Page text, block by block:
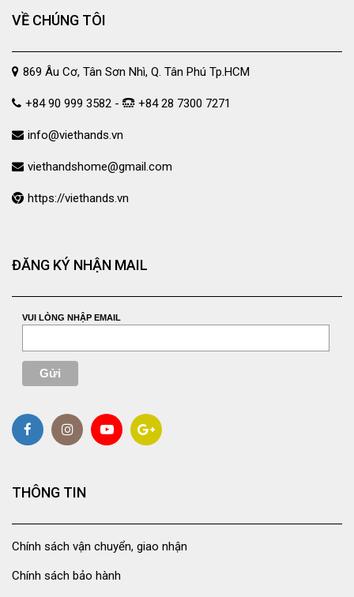
VỀ CHÚNG TÔI
869 Âu Cơ, Tân Sơn Nhì, Q. Tân Phú Tp.HCM
+84 90 999 3582 - +84 28 7300 7271
info@viethands.vn
viethandshome@gmail.com
https://viethands.vn
ĐĂNG KÝ NHẬN MAIL
VUI LÒNG NHẬP EMAIL
THÔNG TIN
Chính sách vận chuyển, giao nhận
Chính sách bảo hành